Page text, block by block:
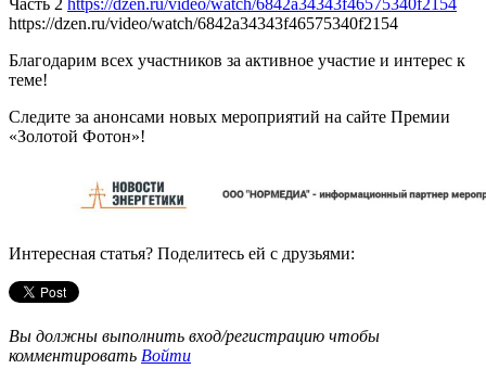
https://dzen.ru/video/watch/6842a34343f46575340f2154
Благодарим всех участников за активное участие и интерес к
теме!
Следите за анонсами новых мероприятий на сайте Премии
«Золотой Фотон»!
Интересная статья? Поделитесь ей с друзьями:
Вы должны выполнить вход/регистрацию чтобы
комментировать Войти